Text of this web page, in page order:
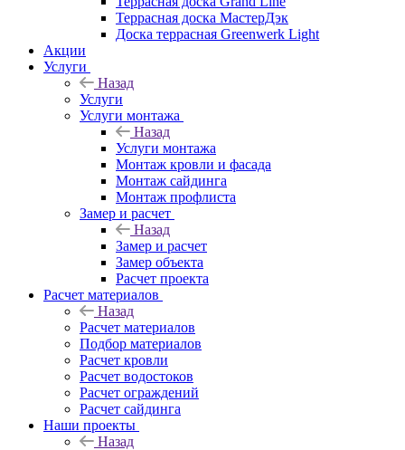
Террасная доска МастерДэк
Доска террасная Greenwerk Light
Акции
Услуги
Назад
Услуги
Услуги монтажа
Назад
Услуги монтажа
Монтаж кровли и фасада
Монтаж сайдинга
Монтаж профлиста
Замер и расчет
Назад
Замер и расчет
Замер объекта
Расчет проекта
Расчет материалов
Назад
Расчет материалов
Подбор материалов
Расчет кровли
Расчет водостоков
Расчет ограждений
Расчет сайдинга
Наши проекты
Назад